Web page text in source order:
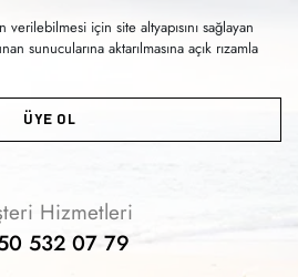
için site altyapısını sağlayan
sunucularına aktarılmasına açık rızamla
ÜYE OL
Hizmetleri
532 07 79